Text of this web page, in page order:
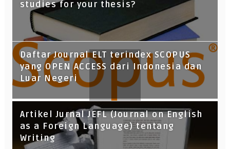
studies for your thesis?
Daftar Journal ELT terindex SCOPUS
yang OPEN ACCESS dari Indonesia dan
Luar Negeri
Artikel Jurnal JEFL (Journal on English
as a Foreign Language) tentang
Writing